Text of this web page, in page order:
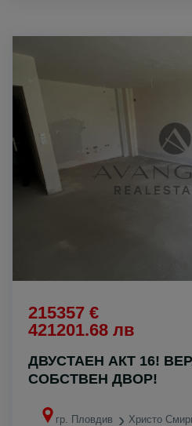
215357 €
421201.68 лв
ДВУСТАЕН АКТ 16! ВЕРАНДА И
СОБСТВЕН ДВОР!
гр. Пловдив Христо